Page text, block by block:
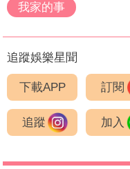
我家的事
追蹤娛樂星聞
下載APP 訂閱
追蹤 加入